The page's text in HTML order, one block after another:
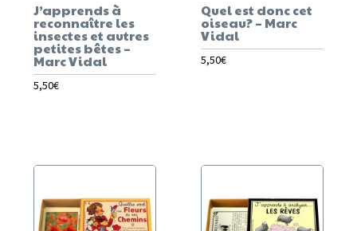
J’apprends à
reconnaître les
insectes et autres
petites bêtes –
Marc Vidal
5,50€
Quel est donc cet
oiseau? – Marc
Vidal
5,50€